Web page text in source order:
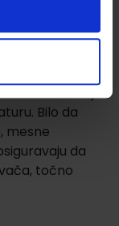
Za one
zamrzivaču,
na
da
da informacije
Bilo da
mesne
da
točno